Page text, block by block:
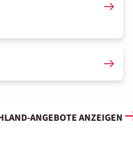
ANGEBOTE ANZEIGEN